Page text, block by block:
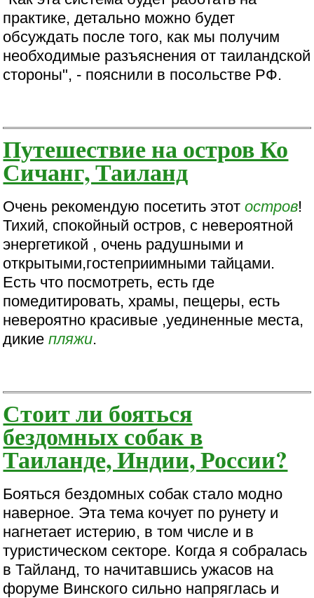
практике, детально можно будет
обсуждать после того, как мы получим
необходимые разъяснения от таиландской
стороны", - пояснили в посольстве РФ.
Путешествие на остров Ко
Сичанг, Таиланд
Очень рекомендую посетить этотостров!
Тихий, спокойный остров, с невероятной
энергетикой , очень радушными и
открытыми,гостеприимными тайцами.
Есть что посмотреть, есть где
помедитировать, храмы, пещеры, есть
невероятно красивые ,уединенные места,
дикиепляжи.
Стоит ли бояться
бездомных собак в
Таиланде, Индии, России?
Бояться бездомных собак стало модно
наверное. Эта тема кочует по рунету и
нагнетает истерию, в том числе и в
туристическом секторе. Когда я собралась
в Тайланд, то начитавшись ужасов на
форуме Винского сильно напряглась и